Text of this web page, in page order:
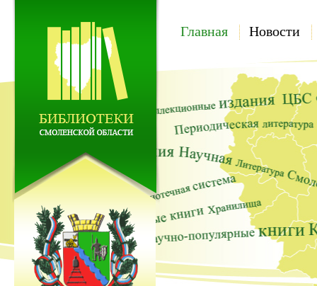
Главная Новости